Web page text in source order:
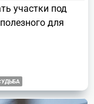
участки под
для